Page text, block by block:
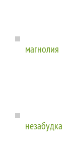
магнолия
незабудка